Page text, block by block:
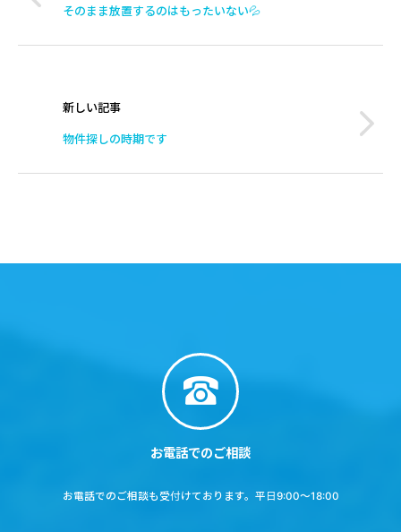
そのまま放置するのはもったいない💦
新しい記事
物件探しの時期です
お電話でのご相談
お電話でのご相談も受付けております。平日9:00～18:00